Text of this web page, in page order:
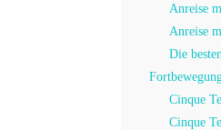
Anreise
Anreise
Die
Cinque
Cinque